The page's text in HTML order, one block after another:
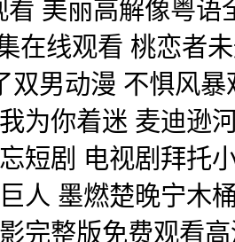
看 美丽高解像粤
在线观看 桃恋者
双男动漫 不惧风
为你着迷 麦迪逊
短剧 电视剧拜托
人 墨燃楚晚宁木
完整版免费观看